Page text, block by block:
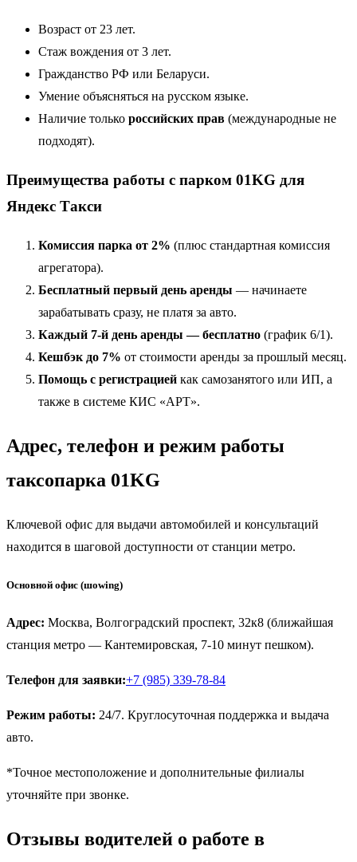
Возраст от 23 лет.
Стаж вождения от 3 лет.
Гражданство РФ или Беларуси.
Умение объясняться на русском языке.
Наличие только российских прав (международные не
подходят).
Преимущества работы с парком 01KG для
Яндекс Такси
Комиссия парка от 2% (плюс стандартная комиссия
агрегатора).
Бесплатный первый день аренды — начинаете
зарабатывать сразу, не платя за авто.
Каждый 7-й день аренды — бесплатно (график 6/1).
Кешбэк до 7% от стоимости аренды за прошлый месяц.
Помощь с регистрацией как самозанятого или ИП, а
также в системе КИС «АРТ».
Адрес, телефон и режим работы
таксопарка 01KG
Ключевой офис для выдачи автомобилей и консультаций
находится в шаговой доступности от станции метро.
Основной офис (шowing)
Адрес: Москва, Волгоградский проспект, 32к8 (ближайшая
станция метро — Кантемировская, 7-10 минут пешком).
Телефон для заявки:+7 (985) 339-78-84
Режим работы: 24/7. Круглосуточная поддержка и выдача
авто.
*Точное местоположение и дополнительные филиалы
уточняйте при звонке.
Отзывы водителей о работе в